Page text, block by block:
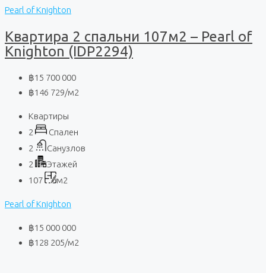
Pearl of Knighton
Квартира 2 спальни 107м2 – Pearl of
Knighton (IDP2294)
฿15 700 000
฿146 729/м2
Квартиры
2
Спален
2
Санузлов
2
Этажей
107
м2
Pearl of Knighton
฿15 000 000
฿128 205/м2